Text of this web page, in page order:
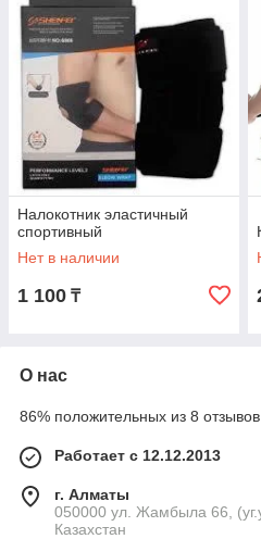
Налокотник эластичный
спортивный
Нет в наличии
1 100 ₸
О нас
86% положительных из 8 отзывов
Работает с 12.12.2013
г. Алматы
050000 ул. Жамбыла 66,
Казахстан